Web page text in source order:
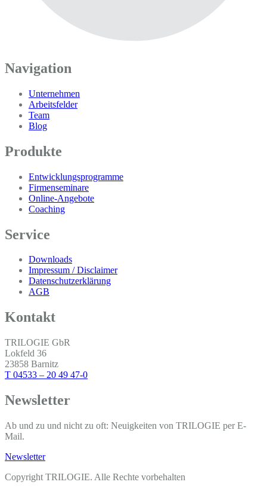
Navigation
Unternehmen
Arbeitsfelder
Team
Blog
Produkte
Entwicklungsprogramme
Firmenseminare
Online-Angebote
Coaching
Service
Downloads
Impressum / Disclaimer
Datenschutzerklärung
AGB
Kontakt
TRILOGIE GbR
Lokfeld 36
23858 Barnitz
T 04533 – 20 49 47-0
Newsletter
Ab und zu und nicht zu oft: Neuigkeiten von TRILOGIE per E-
Mail.
Newsletter
Copyright TRILOGIE. Alle Rechte vorbehalten